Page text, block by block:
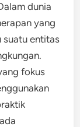
dunia
yang
suatu entitas
fokus